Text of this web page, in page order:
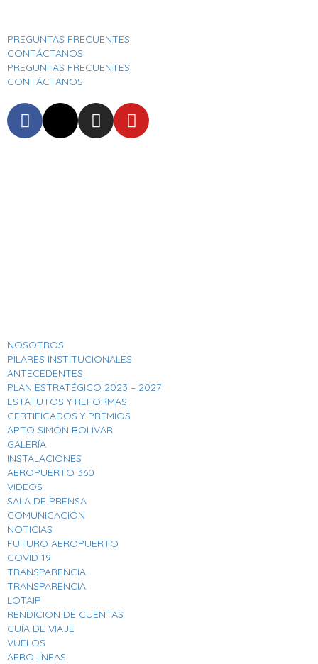
PREGUNTAS FRECUENTES
CONTÁCTANOS
PREGUNTAS FRECUENTES
CONTÁCTANOS
NOSOTROS
PILARES INSTITUCIONALES
ANTECEDENTES
PLAN ESTRATÉGICO 2023 – 2027
ESTATUTOS Y REFORMAS
CERTIFICADOS Y PREMIOS
APTO SIMÓN BOLÍVAR
GALERÍA
INSTALACIONES
AEROPUERTO 360
VIDEOS
SALA DE PRENSA
COMUNICACIÓN
NOTICIAS
FUTURO AEROPUERTO
COVID-19
TRANSPARENCIA
TRANSPARENCIA
LOTAIP
RENDICION DE CUENTAS
GUÍA DE VIAJE
VUELOS
AEROLÍNEAS